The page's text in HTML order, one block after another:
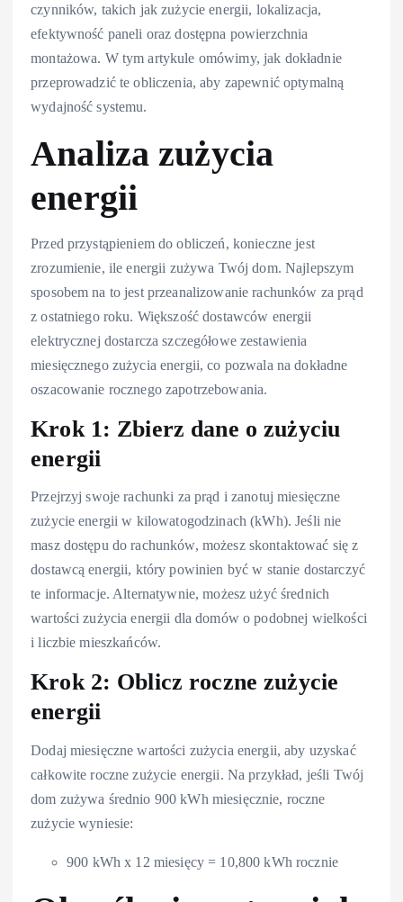
czynników, takich jak zużycie energii, lokalizacja,
efektywność paneli oraz dostępna powierzchnia
montażowa. W tym artykule omówimy, jak dokładnie
przeprowadzić te obliczenia, aby zapewnić optymalną
wydajność systemu.
Analiza zużycia
energii
Przed przystąpieniem do obliczeń, konieczne jest
zrozumienie, ile energii zużywa Twój dom. Najlepszym
sposobem na to jest przeanalizowanie rachunków za prąd
z ostatniego roku. Większość dostawców energii
elektrycznej dostarcza szczegółowe zestawienia
miesięcznego zużycia energii, co pozwala na dokładne
oszacowanie rocznego zapotrzebowania.
Krok 1: Zbierz dane o zużyciu
energii
Przejrzyj swoje rachunki za prąd i zanotuj miesięczne
zużycie energii w kilowatogodzinach (kWh). Jeśli nie
masz dostępu do rachunków, możesz skontaktować się z
dostawcą energii, który powinien być w stanie dostarczyć
te informacje. Alternatywnie, możesz użyć średnich
wartości zużycia energii dla domów o podobnej wielkości
i liczbie mieszkańców.
Krok 2: Oblicz roczne zużycie
energii
Dodaj miesięczne wartości zużycia energii, aby uzyskać
całkowite roczne zużycie energii. Na przykład, jeśli Twój
dom zużywa średnio 900 kWh miesięcznie, roczne
zużycie wyniesie:
900 kWh x 12 miesięcy = 10,800 kWh rocznie